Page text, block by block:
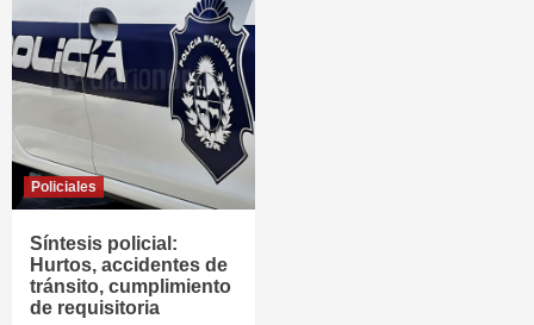
Policiales
Síntesis policial:
Hurtos, accidentes de
tránsito, cumplimiento
de requisitoria